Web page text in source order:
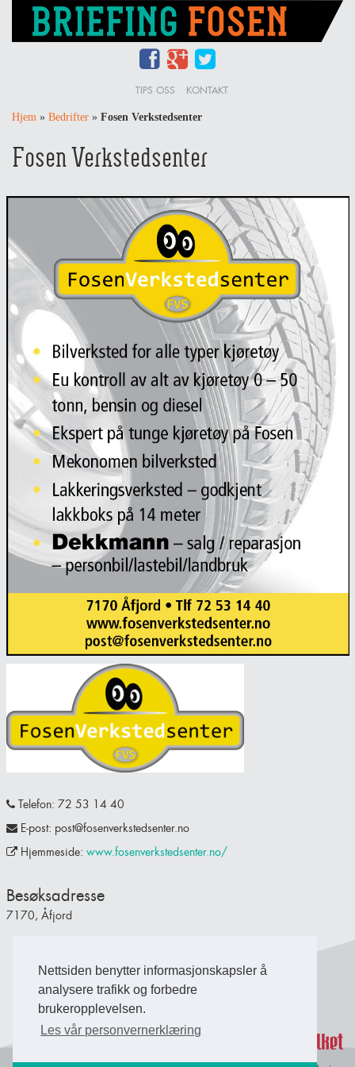
Nettsiden benytter informasjonskapsler å
analysere trafikk og forbedre
brukeropplevelsen.
Les vår personvernerklæring
TIPS OSS KONTAKT
Hjem » Bedrifter » Fosen Verkstedsenter
Fosen Verkstedsenter
Telefon: 72 53 14 40
E-post: post@fosenverkstedsenter.no
Hjemmeside: www.fosenverkstedsenter.no/
Besøksadresse
7170, Åfjord
Back to Top